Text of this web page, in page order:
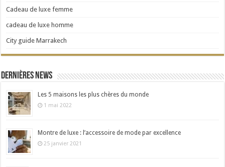
Cadeau de luxe femme
cadeau de luxe homme
City guide Marrakech
Dernières news
Les 5 maisons les plus chères du monde
1 mai 2022
Montre de luxe : l’accessoire de mode par excellence
25 janvier 2021